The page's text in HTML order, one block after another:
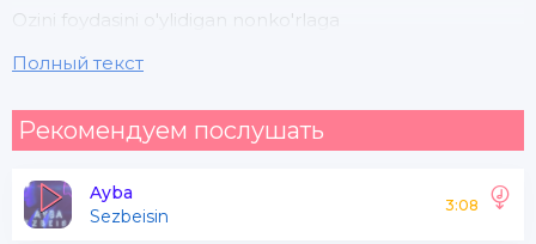
Ozini foydasini o'ylidigan nonko'rlaga
Bahorlarimni almashboriman kuzlarga
Полный текст
Рекомендуем послушать
Ayba
Sezbeisin
3:08